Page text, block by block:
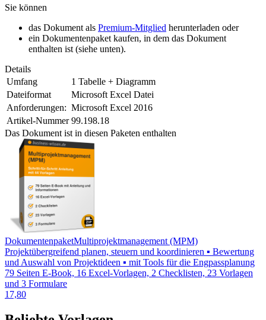
Sie können
das Dokument als Premium-Mitglied herunterladen oder
ein Dokumentenpaket kaufen, in dem das Dokument
enthalten ist (siehe unten).
Details
Umfang
1 Tabelle + Diagramm
Dateiformat
Microsoft Excel Datei
Anforderungen: Microsoft Excel 2016
Artikel-Nummer 99.198.18
Das Dokument ist in diesen Paketen enthalten
DokumentenpaketMultiprojektmanagement (MPM)
Projektübergreifend planen, steuern und koordinieren ▪ Bewertung
und Auswahl von Projektideen ▪ mit Tools für die Engpassplanung
79 Seiten E-Book, 16 Excel-Vorlagen, 2 Checklisten, 23 Vorlagen
und 3 Formulare
17,80